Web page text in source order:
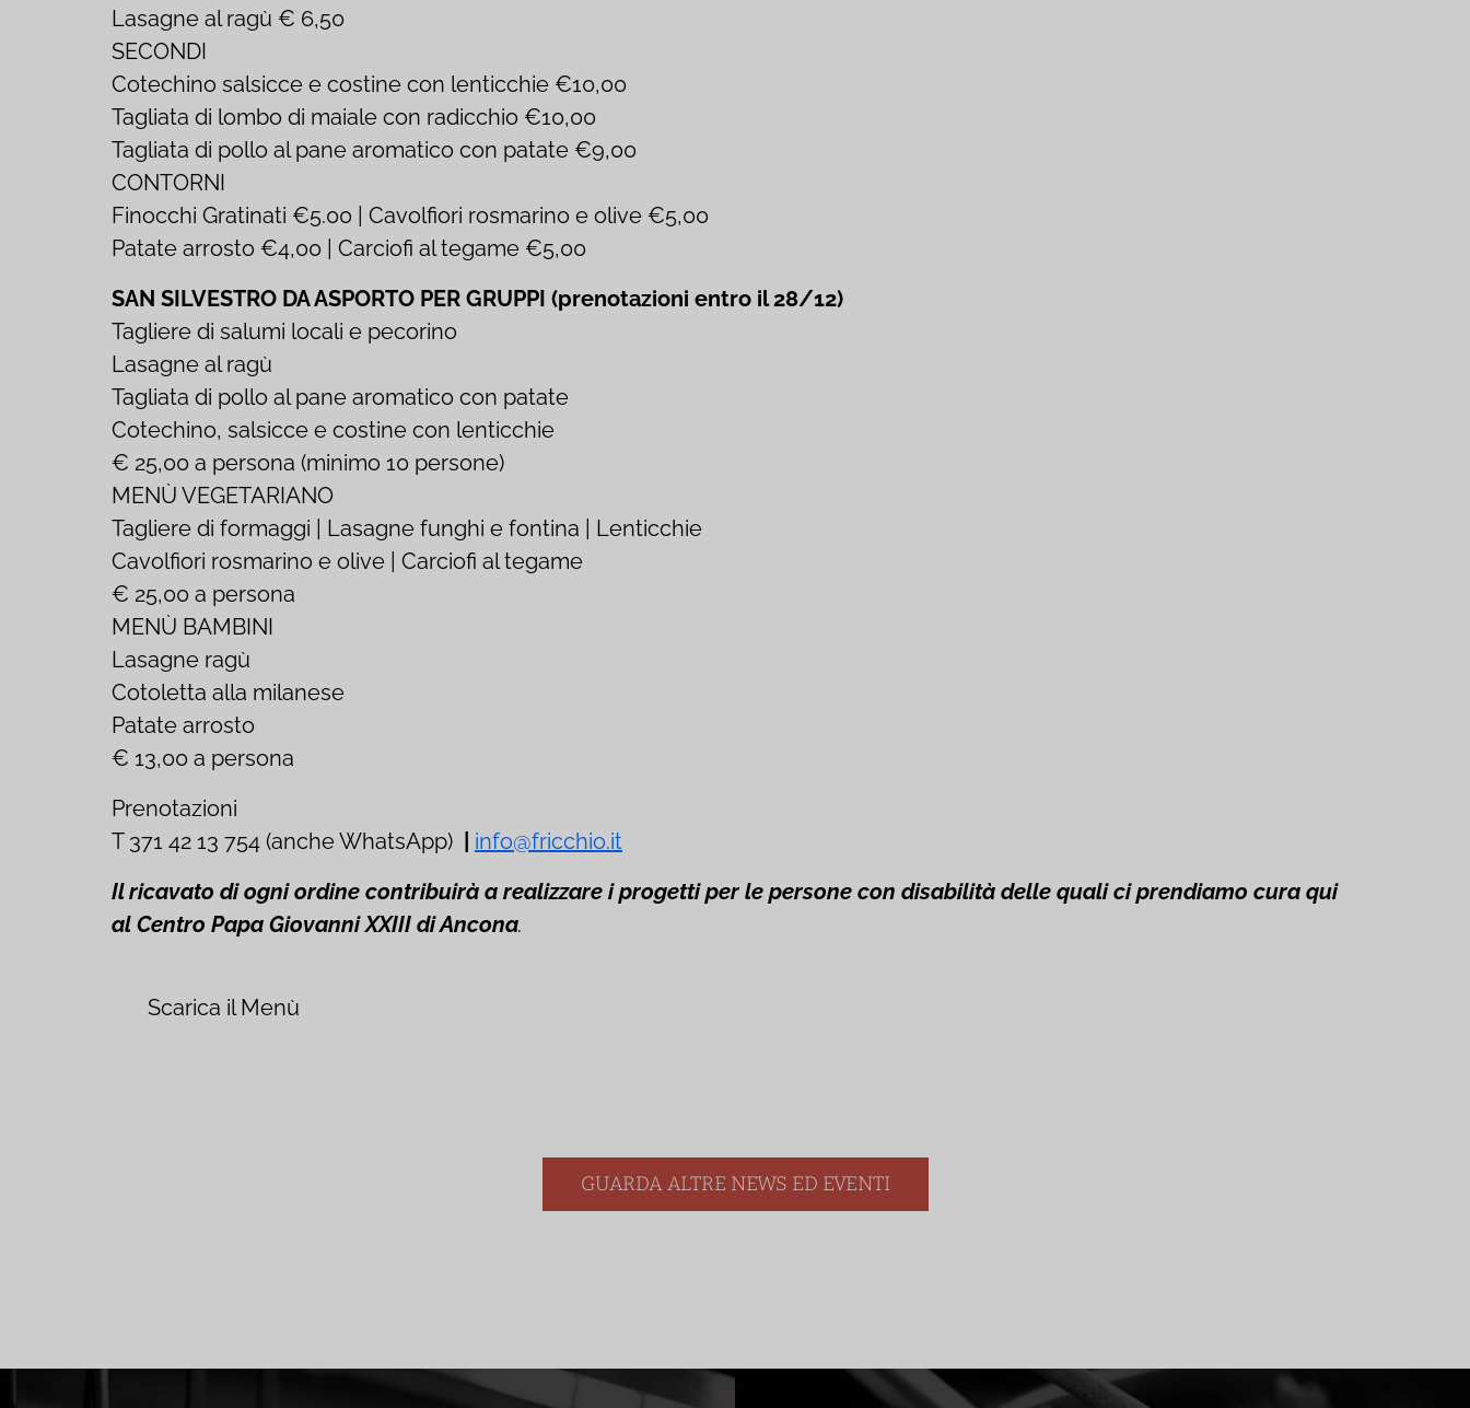
Lasagne al ragù € 6,50
SECONDI
Cotechino salsicce e costine con lenticchie €10,00
Tagliata di lombo di maiale con radicchio €10,00
Tagliata di pollo al pane aromatico con patate €9,00
CONTORNI
Finocchi Gratinati €5.00 | Cavolfiori rosmarino e olive €5,00
Patate arrosto €4,00 | Carciofi al tegame €5,00
SAN SILVESTRO DA ASPORTO PER GRUPPI (prenotazioni entro il 28/12)
Tagliere di salumi locali e pecorino
Lasagne al ragù
Tagliata di pollo al pane aromatico con patate
Cotechino, salsicce e costine con lenticchie
€ 25,00 a persona (minimo 10 persone)
MENÙ VEGETARIANO
Tagliere di formaggi | Lasagne funghi e fontina | Lenticchie
Cavolfiori rosmarino e olive | Carciofi al tegame
€ 25,00 a persona
MENÙ BAMBINI
Lasagne ragù
Cotoletta alla milanese
Patate arrosto
€ 13,00 a persona
Prenotazioni
T 371 42 13 754 (anche WhatsApp)
info@fricchio.it
Il ricavato di ogni ordine contribuirà a realizzare i progetti per le persone con disabilità delle quali ci prendiamo cura qui
al Centro Papa Giovanni XXIII di Ancona.
Scarica il Menù
GUARDA ALTRE NEWS ED EVENTI